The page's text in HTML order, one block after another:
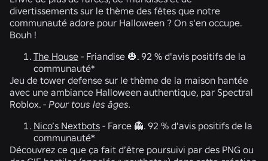
divertissements sur le thème des fêtes que notre
communauté adore pour Halloween ? On s'en occupe.
Bouh !
The House - Friandise 🎃. 92 % d'avis positifs de la
communauté*
Jeu de tower defense sur le thème de la maison hantée
avec une ambiance Halloween authentique, par Spectral
Roblox. - Pour tous les âges.
Nico’s Nextbots - Farce 👻. 92 % d’avis positifs de la
communauté*
Découvrez ce que ça fait d’être poursuivi par des PNG ou